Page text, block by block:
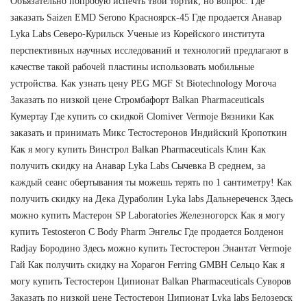
заказать Saizen EMD Serono Красноярск-45 Где продается Анавар
Lyka Labs Северо-Курильск Ученые из Корейского института
перспективных научных исследований и технологий предлагают в
качестве такой рабочей пластины использовать мобильные
устройства. Как узнать цену PEG MGF St Biotechnology Могоча
Заказать по низкой цене Стромбафорт Balkan Pharmaceuticals
Кумертау Где купить со скидкой Clomiver Vermoje Вязники Как
заказать и принимать Микс Тестостеронов Индийский Кропоткин
Как я могу купить Винстрол Balkan Pharmaceuticals Клин Как
получить скидку на Анавар Lyka Labs Сычевка В среднем, за
каждый сеанс обертывания ты можешь терять по 1 сантиметру! Как
получить скидку на Дека Дураболин Lyka labs Дальнереченск Здесь
можно купить Мастерон SP Laboratories Железногорск Как я могу
купить Testosteron C Body Pharm Энгельс Где продается Болденон
Radjay Бородино Здесь можно купить Тестостерон Энантат Vermoje
Гай Как получить скидку на Хорагон Ferring GMBH Сельцо Как я
могу купить Тестостерон Ципионат Balkan Pharmaceuticals Суворов
Заказать по низкой цене Тестостерон Ципионат Lyka labs Белозерск